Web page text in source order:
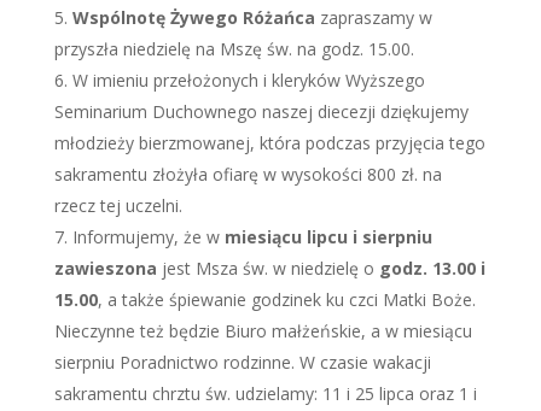
Wspólnotę Żywego Różańca zapraszamy w
przyszła niedzielę na Mszę św. na godz. 15.00.
W imieniu przełożonych i kleryków Wyższego
Seminarium Duchownego naszej diecezji dziękujemy
młodzieży bierzmowanej, która podczas przyjęcia tego
sakramentu złożyła ofiarę w wysokości 800 zł. na
rzecz tej uczelni.
Informujemy, że w miesiącu lipcu i sierpniu
zawieszona jest Msza św. w niedzielę o godz. 13.00 i
15.00, a także śpiewanie godzinek ku czci Matki Boże.
Nieczynne też będzie Biuro małżeńskie, a w miesiącu
sierpniu Poradnictwo rodzinne. W czasie wakacji
sakramentu chrztu św. udzielamy: 11 i 25 lipca oraz 1 i